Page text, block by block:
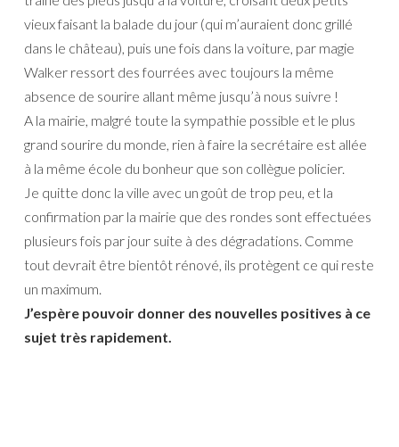
vieux faisant la balade du jour (qui m’auraient donc grillé
dans le château), puis une fois dans la voiture, par magie
Walker ressort des fourrées avec toujours la même
absence de sourire allant même jusqu’à nous suivre !
A la mairie, malgré toute la sympathie possible et le plus
grand sourire du monde, rien à faire la secrétaire est allée
à la même école du bonheur que son collègue policier.
Je quitte donc la ville avec un goût de trop peu, et la
confirmation par la mairie que des rondes sont effectuées
plusieurs fois par jour suite à des dégradations. Comme
tout devrait être bientôt rénové, ils protègent ce qui reste
un maximum.
J’espère pouvoir donner des nouvelles positives à ce
sujet très rapidement.